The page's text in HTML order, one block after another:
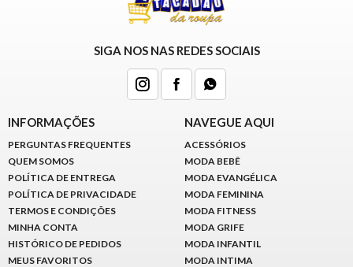
SIGA NOS NAS REDES SOCIAIS
INFORMAÇÕES
PERGUNTAS FREQUENTES
QUEM SOMOS
POLÍTICA DE ENTREGA
POLÍTICA DE PRIVACIDADE
TERMOS E CONDIÇÕES
MINHA CONTA
HISTÓRICO DE PEDIDOS
MEUS FAVORITOS
NAVEGUE AQUI
ACESSÓRIOS
MODA BEBÊ
MODA EVANGÉLICA
MODA FEMININA
MODA FITNESS
MODA GRIFE
MODA INFANTIL
MODA INTIMA